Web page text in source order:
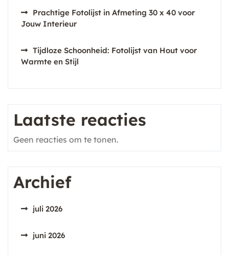
Prachtige Fotolijst in Afmeting 30 x 40 voor
Jouw Interieur
Tijdloze Schoonheid: Fotolijst van Hout voor
Warmte en Stijl
Laatste reacties
Geen reacties om te tonen.
Archief
juli 2026
juni 2026